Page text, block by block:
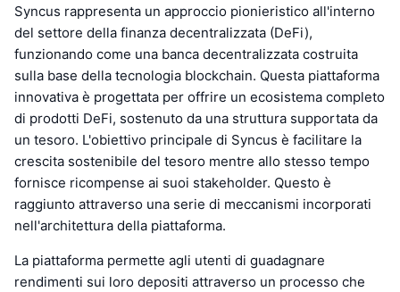
Syncus rappresenta un approccio pionieristico all'interno
del settore della finanza decentralizzata (DeFi),
funzionando come una banca decentralizzata costruita
sulla base della tecnologia blockchain. Questa piattaforma
innovativa è progettata per offrire un ecosistema completo
di prodotti DeFi, sostenuto da una struttura supportata da
un tesoro. L'obiettivo principale di Syncus è facilitare la
crescita sostenibile del tesoro mentre allo stesso tempo
fornisce ricompense ai suoi stakeholder. Questo è
raggiunto attraverso una serie di meccanismi incorporati
nell'architettura della piattaforma.
La piattaforma permette agli utenti di guadagnare
rendimenti sui loro depositi attraverso un processo che